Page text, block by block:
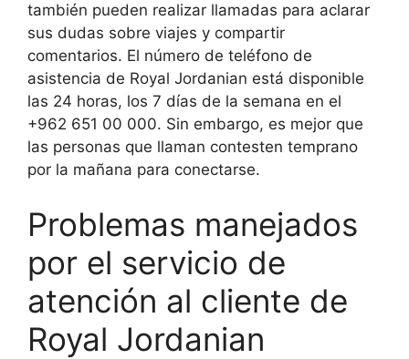
también pueden realizar llamadas para aclarar
sus dudas sobre viajes y compartir
comentarios. El número de teléfono de
asistencia de Royal Jordanian está disponible
las 24 horas, los 7 días de la semana en el
+962 651 00 000. Sin embargo, es mejor que
las personas que llaman contesten temprano
por la mañana para conectarse.
Problemas manejados
por el servicio de
atención al cliente de
Royal Jordanian